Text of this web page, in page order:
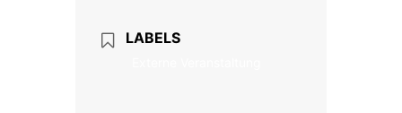
LABELS